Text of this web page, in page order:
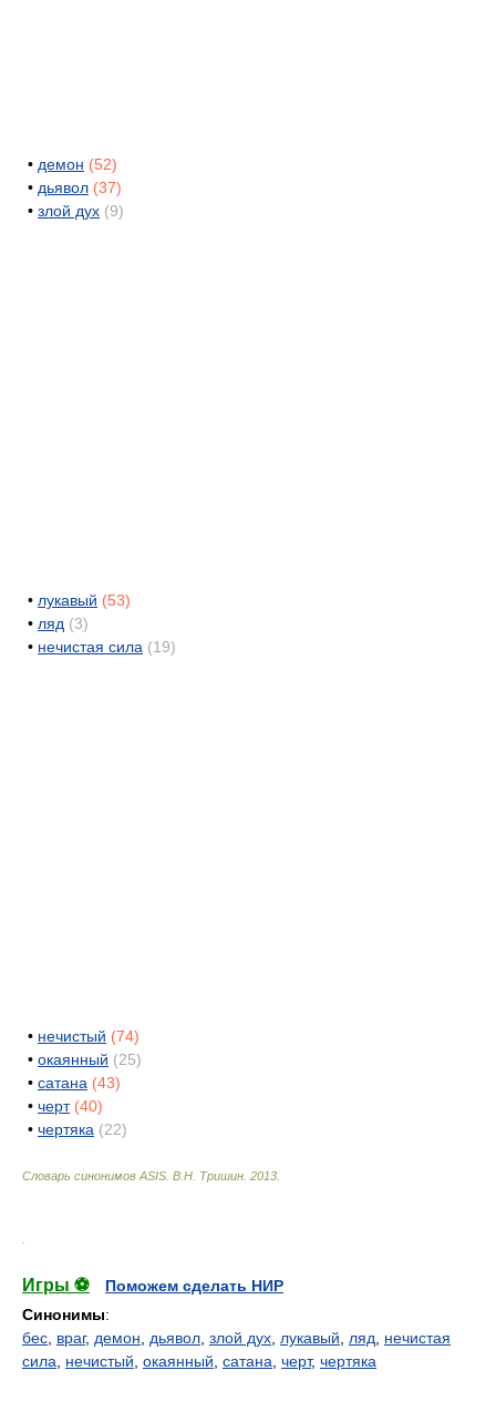
• демон (52)
• дьявол (37)
• злой дух (9)
• лукавый (53)
• ляд (3)
• нечистая сила (19)
• нечистый (74)
• окаянный (25)
• сатана (43)
• черт (40)
• чертяка (22)
Словарь синонимов ASIS. В.Н. Тришин 2013
Игры ⚽
Поможем сделать НИР
Синонимы:
бес враг, демон дьявол злой дух лукавый ляд
нечистая
сила
нечистый окаянный сатана черт, чертяка